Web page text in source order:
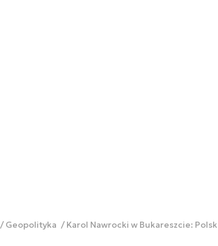
Geopolityka Karol Nawrocki w Bukareszcie: